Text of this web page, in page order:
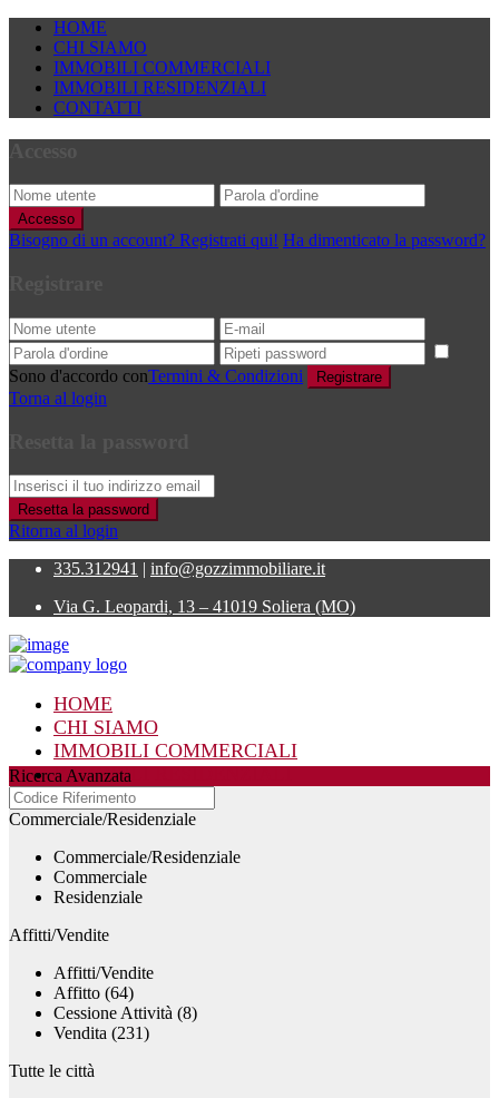
HOME
CHI SIAMO
IMMOBILI COMMERCIALI
IMMOBILI RESIDENZIALI
CONTATTI
Accesso
Bisogno di un account? Registrati qui! Ha dimenticato la password?
Sono d'accordo conTermini & Condizioni Registrare
Torna al login
Resetta la password
Ritorna al login
335.312941 | info@gozzimmobiliare.it
Via G. Leopardi, 13 – 41019 Soliera (MO)
HOME
CHI SIAMO
IMMOBILI COMMERCIALI
IMMOBILI RESIDENZIALI
CONTATTI
Ricerca Avanzata
Commerciale/Residenziale
Commerciale/Residenziale
Commerciale
Residenziale
Affitti/Vendite
Affitti/Vendite
Affitto (64)
Cessione Attività (8)
Vendita (231)
Tutte le città